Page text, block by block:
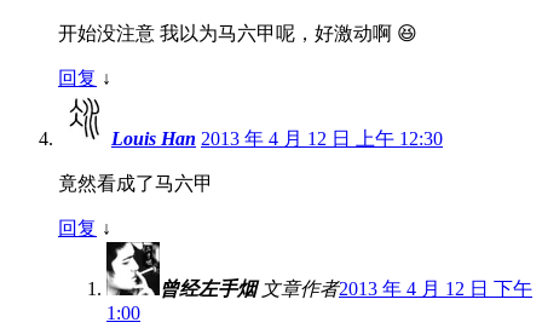
开始没注意 我以为马六甲呢，好激动啊 😆
回复 ↓
Louis Han 2013 年 4 月 12 日 上午 12:30
竟然看成了马六甲
回复 ↓
曾经左手烟 文章作者2013 年 4 月 12 日 下午
1:00